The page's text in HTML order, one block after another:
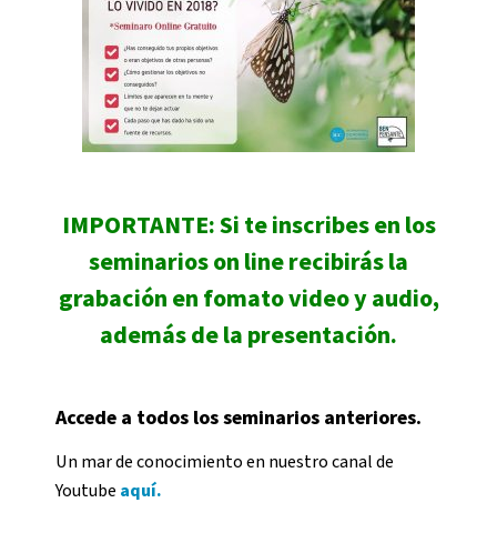
IMPORTANTE: Si te inscribes en los
seminarios on line recibirás la
grabación en fomato video y audio,
además de la presentación.
Accede a todos los seminarios anteriores.
Un mar de conocimiento en nuestro canal de
Youtube aquí.